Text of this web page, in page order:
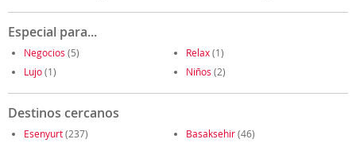
Especial para...
Negocios (5) Relax(1)
Lujo(1) Niños (2)
Destinos cercanos
Esenyurt(237) Basaksehir(46)